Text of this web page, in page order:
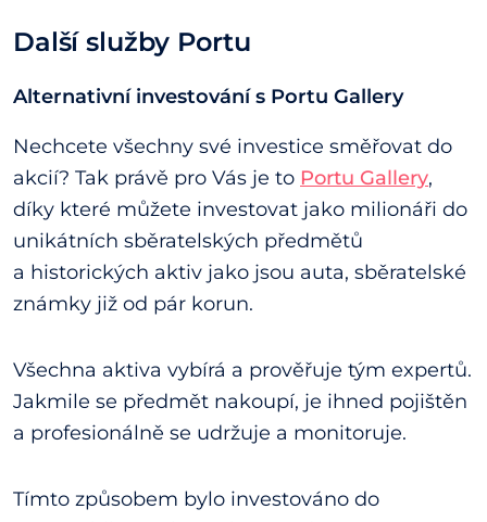
Další služby Portu
Alternativní investování s Portu Gallery
Nechcete všechny své investice směřovat do
akcií? Tak právě pro Vás je to Portu Gallery,
díky které můžete investovat jako milionáři do
unikátních sběratelských předmětů
a historických aktiv jako jsou auta, sběratelské
známky již od pár korun.
Všechna aktiva vybírá a prověřuje tým expertů.
Jakmile se předmět nakoupí, je ihned pojištěn
a profesionálně se udržuje a monitoruje.
Tímto způsobem bylo investováno do